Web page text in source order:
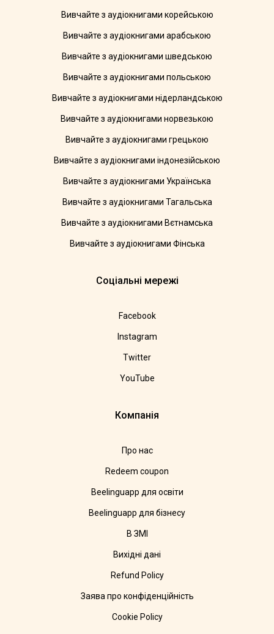
Вивчайте з аудіокнигами корейською
Вивчайте з аудіокнигами арабською
Вивчайте з аудіокнигами шведською
Вивчайте з аудіокнигами польською
Вивчайте з аудіокнигами нідерландською
Вивчайте з аудіокнигами норвезькою
Вивчайте з аудіокнигами грецькою
Вивчайте з аудіокнигами індонезійською
Вивчайте з аудіокнигами Українська
Вивчайте з аудіокнигами Тагальська
Вивчайте з аудіокнигами Вєтнамська
Вивчайте з аудіокнигами Фінська
Соціальні мережі
Facebook
Instagram
Twitter
YouTube
Компанія
Про нас
Redeem coupon
Beelinguapp для освіти
Beelinguapp для бізнесу
В ЗМІ
Вихідні дані
Refund Policy
Заява про конфіденційність
Cookie Policy